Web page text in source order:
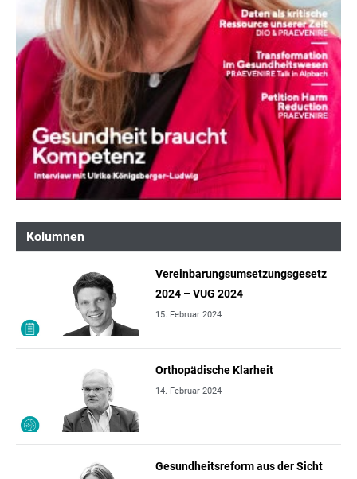
Kolumnen
Vereinbarungsumsetzungsgesetz
2024 – VUG 2024
15. Februar 2024
Orthopädische Klarheit
14. Februar 2024
Gesundheitsreform aus der Sicht